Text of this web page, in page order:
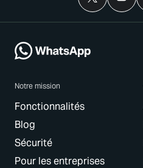
Notre mission
Fonctionnalités
Blog
Sécurité
Pour les entreprises